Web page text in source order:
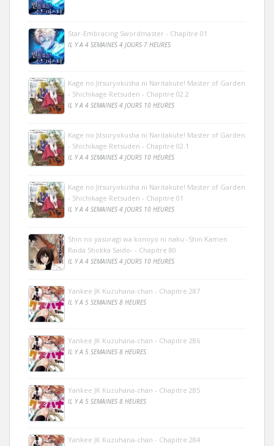
Star-Embracing Swordmaster - Chapitre 01
IL Y A 4 SEMAINES 4 JOURS 7 HEURES
Kage no Jitsuryokusha ni Naritakute! Master of Garden
- Shichikage Retsuden - Chapitre 02.2
IL Y A 4 SEMAINES 4 JOURS 10 HEURES
Kage no Jitsuryokusha ni Naritakute! Master of Garden
- Shichikage Retsuden - Chapitre 02.1
IL Y A 4 SEMAINES 4 JOURS 10 HEURES
Kage no Jitsuryokusha ni Naritakute! Master of Garden
- Shichikage Retsuden - Chapitre 01
IL Y A 4 SEMAINES 4 JOURS 10 HEURES
Shin no yasuragi wa konoyo ni naku -Shin Kamen
Raida Shokka Saido- - Chapitre 80
IL Y A 4 SEMAINES 4 JOURS 10 HEURES
Yankee JK Kuzuhana-chan - Chapitre 287
IL Y A 5 SEMAINES 8 HEURES
Yankee JK Kuzuhana-chan - Chapitre 286
IL Y A 5 SEMAINES 8 HEURES
Yankee JK Kuzuhana-chan - Chapitre 285
IL Y A 5 SEMAINES 8 HEURES
Yankee JK Kuzuhana-chan - Chapitre 284